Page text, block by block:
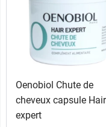
Oenobiol Chute de
cheveux capsule Hair
expert